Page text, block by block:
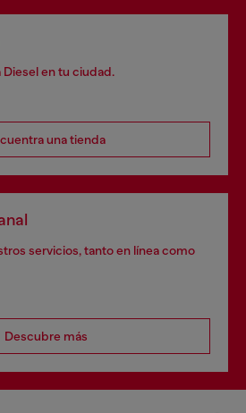
en tu ciudad.
una tienda
servicios, tanto en línea como
Descubre más